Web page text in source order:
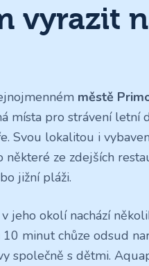
vyrazit
městě
místa pro strávení letní
Svou lokalitou i
ze zdejších
jižní pláži.
jeho okolí nachází
minut chůze odsud
společně s dětmi.